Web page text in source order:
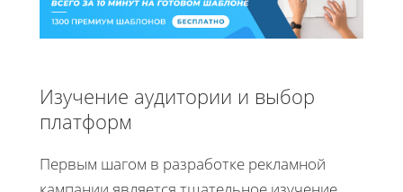
Изучение аудитории и выбор
платформ
Первым шагом в разработке рекламной